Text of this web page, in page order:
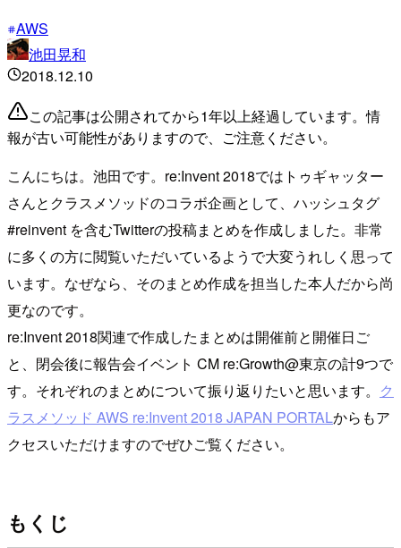
AWS
池田晃和
2018.12.10
この記事は公開されてから1年以上経過しています。情
報が古い可能性がありますので、ご注意ください。
こんにちは。池田です。re:Invent 2018ではトゥギャッター
さんとクラスメソッドのコラボ企画として、ハッシュタグ
#reinvent を含むTwitterの投稿まとめを作成しました。非常
に多くの方に閲覧いただいているようで大変うれしく思って
います。なぜなら、そのまとめ作成を担当した本人だから尚
更なのです。
re:Invent 2018関連で作成したまとめは開催前と開催日ご
と、閉会後に報告会イベント CM re:Growth@東京の計9つで
す。それぞれのまとめについて振り返りたいと思います。 ク
ラスメソッド AWS re:Invent 2018 JAPAN PORTALからもア
クセスいただけますのでぜひご覧ください。
もくじ